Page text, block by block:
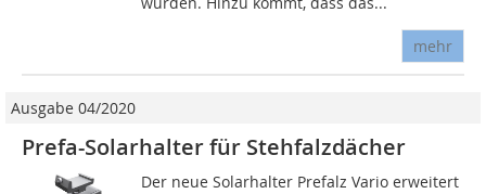
mehr
Ausgabe 04/2020
Prefa-Solarhalter für Stehfalzdächer
Der neue Solarhalter Prefalz Vario erweitert